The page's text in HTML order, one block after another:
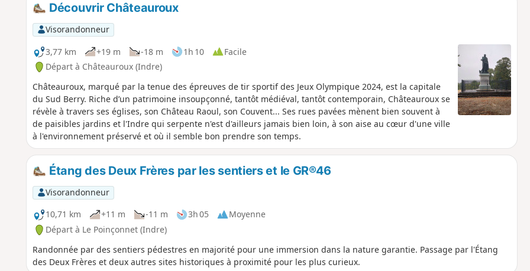
Découvrir Châteauroux
Visorandonneur
3,77 km
+19 m -18 m 1h 10
Facile
Départ à Châteauroux (Indre)
Châteauroux, marqué par la tenue des épreuves de tir sportif des Jeux Olympique 2024, est la capitale
du Sud Berry. Riche d’un patrimoine insoupçonné, tantôt médiéval, tantôt contemporain, Châteauroux se
révèle à travers ses églises, son Château Raoul, son Couvent... Ses rues pavées mènent bien souvent à
de paisibles jardins et l'Indre qui serpente n'est d'ailleurs jamais bien loin, à son aise au cœur d'une ville
à l'environnement préservé et où il semble bon prendre son temps.
Étang des Deux Frères par les sentiers et le GR®46
Visorandonneur
10,71 km
+11 m -11 m 3h 05
Moyenne
Départ à Le Poinçonnet (Indre)
Randonnée par des sentiers pédestres en majorité pour une immersion dans la nature garantie. Passage par l'Étang
des Deux Frères et deux autres sites historiques à proximité pour les plus curieux.